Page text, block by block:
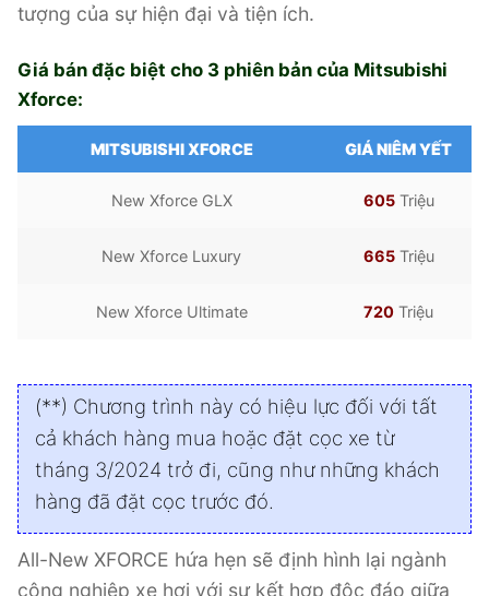
tượng của sự hiện đại và tiện ích.
Giá bán đặc biệt cho 3 phiên bản của Mitsubishi
Xforce:
MITSUBISHI XFORCE GIÁ NIÊM YẾT
New Xforce GLX 605 Triệu
New Xforce Luxury 665 Triệu
New Xforce Ultimate 720 Triệu
(**) Chương trình này có hiệu lực đối với tất
cả khách hàng mua hoặc đặt cọc xe từ
tháng 3/2024 trở đi, cũng như những khách
hàng đã đặt cọc trước đó.
All-New XFORCE hứa hẹn sẽ định hình lại ngành
công nghiệp xe hơi với sự kết hợp độc đáo giữa